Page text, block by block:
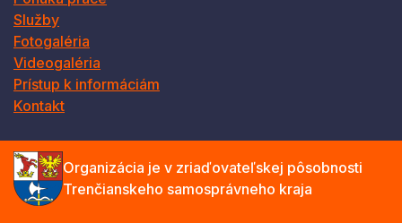
Služby
Fotogaléria
Videogaléria
Prístup k informáciám
Kontakt
Organizácia je v zriaďovateľskej pôsobnosti
Trenčianskeho samosprávneho kraja